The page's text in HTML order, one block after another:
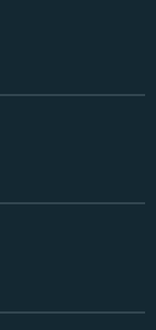
のかという
民主主義は行
んどん落ちて